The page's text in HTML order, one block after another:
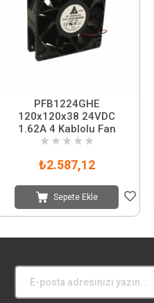
PFB1224GHE
120x120x38 24VDC
1.62A 4 Kablolu Fan
★ ★ ★ ★ ★
₺2.587,12
Sepete Ekle